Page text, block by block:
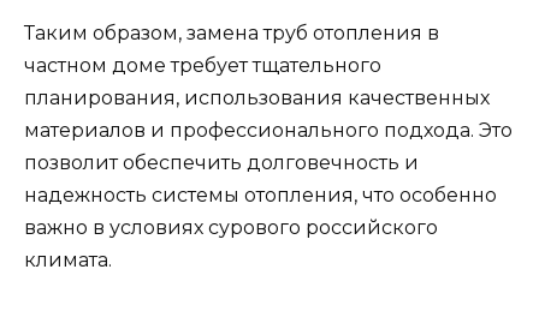
Таким образом, замена труб отопления в
частном доме требует тщательного
планирования, использования качественных
материалов и профессионального подхода. Это
позволит обеспечить долговечность и
надежность системы отопления, что особенно
важно в условиях сурового российского
климата.